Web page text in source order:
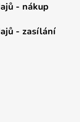
- nákup
- zasílání